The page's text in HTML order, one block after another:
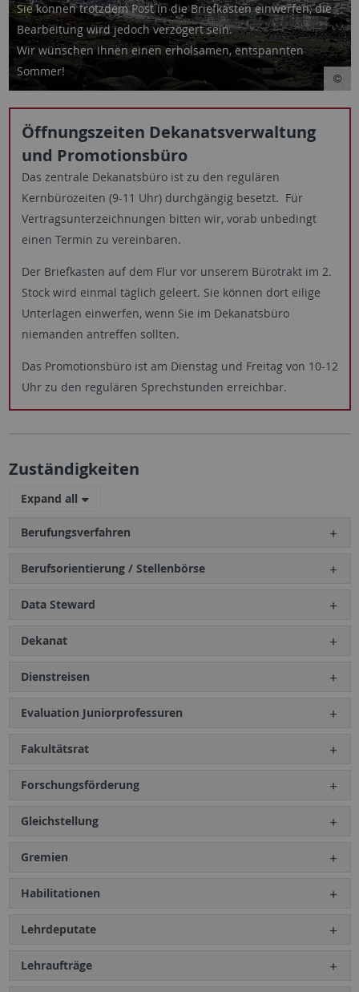
Sie können trotzdem Post in die Briefkästen einwerfen, die
Bearbeitung wird jedoch verzögert sein.
Wir wünschen Ihnen einen erholsamen, entspannten
Sommer!
Öffnungszeiten Dekanatsverwaltung
und Promotionsbüro
Das zentrale Dekanatsbüro ist zu den regulären
Kernbürozeiten (9-11 Uhr) durchgängig besetzt. Für
Vertragsunterzeichnungen bitten wir, vorab unbedingt
einen Termin zu vereinbaren.
Der Briefkasten auf dem Flur vor unserem Bürotrakt im 2.
Stock wird einmal täglich geleert. Sie können dort eilige
Unterlagen einwerfen, wenn Sie im Dekanatsbüro
niemanden antreffen sollten.
Das Promotionsbüro ist am Dienstag und Freitag von 10-12
Uhr zu den regulären Sprechstunden erreichbar.
Zuständigkeiten
Expand all
Berufungsverfahren
Berufsorientierung / Stellenbörse
Data Steward
Dekanat
Dienstreisen
Evaluation Juniorprofessuren
Fakultätsrat
Forschungsförderung
Gleichstellung
Gremien
Habilitationen
Lehrdeputate
Lehraufträge